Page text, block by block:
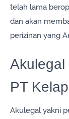
telah lama
dan akan
perizinan yang
Akulegal
PT
Akulegal yakni